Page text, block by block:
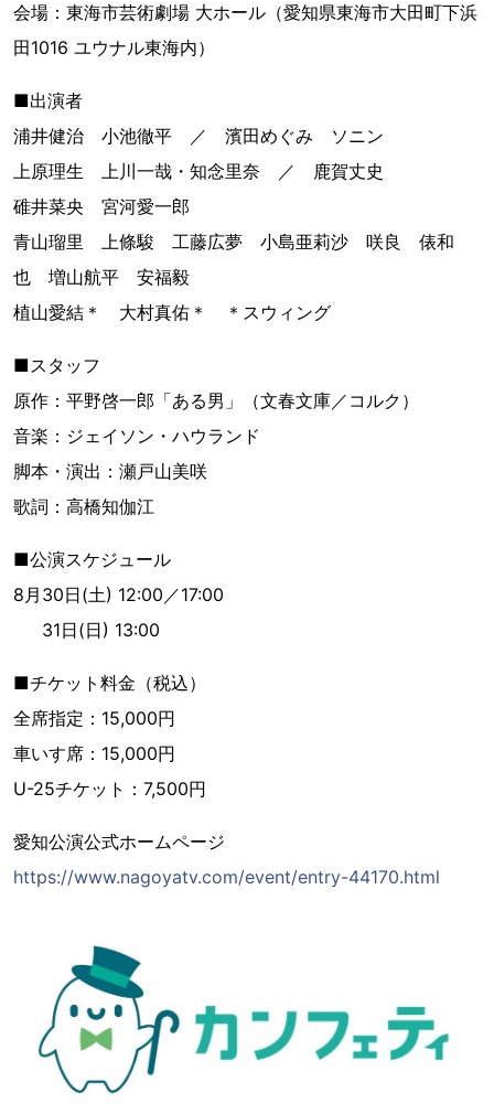
会場：東海市芸術劇場 大ホール（愛知県東海市大田町下浜
田1016 ユウナル東海内）
■出演者
浦井健治 小池徹平 ／ 濱田めぐみ ソニン
上原理生 上川一哉・知念里奈 ／ 鹿賀丈史
碓井菜央 宮河愛一郎
青山瑠里 上條駿 工藤広夢 小島亜莉沙 咲良 俵和
也 増山航平 安福毅
植山愛結＊ 大村真佑＊ ＊スウィング
■スタッフ
原作：平野啓一郎「ある男」（文春文庫／コルク）
音楽：ジェイソン・ハウランド
脚本・演出：瀬戸山美咲
歌詞：高橋知伽江
■公演スケジュール
8月30日(土) 12:00／17:00
31日(日) 13:00
■チケット料金（税込）
全席指定：15,000円
車いす席：15,000円
U-25チケット：7,500円
愛知公演公式ホームページ
https://www.nagoyatv.com/event/entry-44170.html